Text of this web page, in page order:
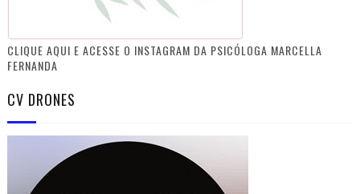
CLIQUE AQUI E ACESSE O INSTAGRAM DA PSICÓLOGA MARCELLA
FERNANDA
CV DRONES